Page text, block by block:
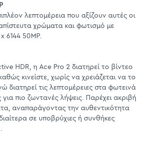
λεπτομέρεια που αξίζουν αυτές οι
απίστευτα χρώματα και φωτισμό με
6144 50MP.
HDR, η Ace Pro 2 διατηρεί το βίντεο
κινείστε, χωρίς να χρειάζεται να το
διατηρεί τις λεπτομέρειες στα φωτεινά
για πιο ζωντανές λήψεις. Παρέχει ακριβή
αναπαράγοντας την αυθεντικότητα
σε υποβρύχιες ή συνθήκες